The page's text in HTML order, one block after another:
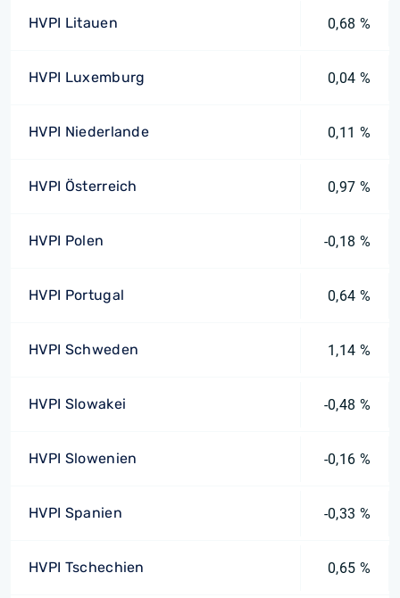
HVPI Litauen 0,68 %
HVPI Luxemburg 0,04 %
HVPI Niederlande 0,11 %
HVPI Österreich 0,97 %
HVPI Polen -0,18 %
HVPI Portugal 0,64 %
HVPI Schweden 1,14 %
HVPI Slowakei -0,48 %
HVPI Slowenien -0,16 %
HVPI Spanien -0,33 %
HVPI Tschechien 0,65 %